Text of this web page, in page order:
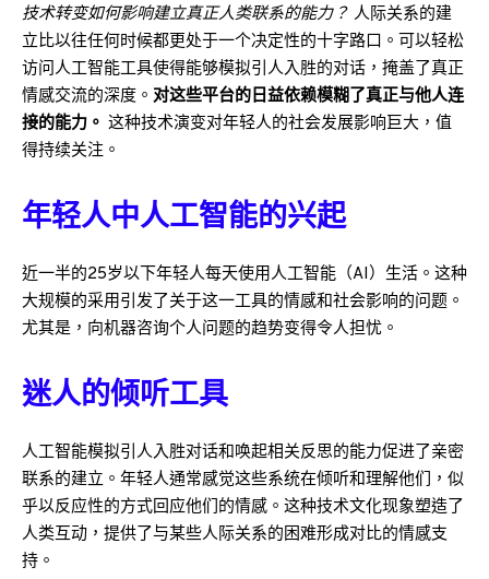
技术转变如何影响建立真正人类联系的能力？ 人际关系的建
立比以往任何时候都更处于一个决定性的十字路口。可以轻松
访问人工智能工具使得能够模拟引人入胜的对话，掩盖了真正
情感交流的深度。 对这些平台的日益依赖模糊了真正与他人连
接的能力。 这种技术演变对年轻人的社会发展影响巨大，值
得持续关注。
年轻人中人工智能的兴起
近一半的25岁以下年轻人每天使用人工智能（AI）生活。这种
大规模的采用引发了关于这一工具的情感和社会影响的问题。
尤其是，向机器咨询个人问题的趋势变得令人担忧。
迷人的倾听工具
人工智能模拟引人入胜对话和唤起相关反思的能力促进了亲密
联系的建立。年轻人通常感觉这些系统在倾听和理解他们，似
乎以反应性的方式回应他们的情感。这种技术文化现象塑造了
人类互动，提供了与某些人际关系的困难形成对比的情感支
持。